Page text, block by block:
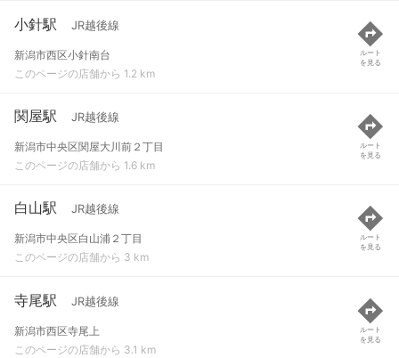
小針駅 JR越後線
新潟市西区小針南台
このページの店舗から 1.2 km
ルート
を見る
関屋駅 JR越後線
新潟市中央区関屋大川前２丁目
このページの店舗から 1.6 km
ルート
を見る
白山駅 JR越後線
新潟市中央区白山浦２丁目
このページの店舗から 3 km
ルート
を見る
寺尾駅 JR越後線
新潟市西区寺尾上
このページの店舗から 3.1 km
ルート
を見る